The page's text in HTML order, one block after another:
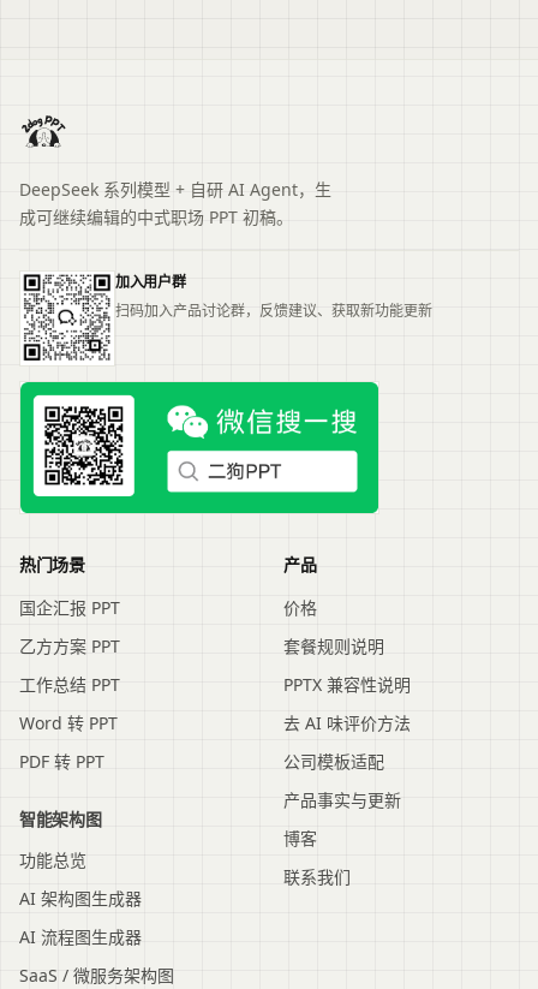
DeepSeek 系列模型 + 自研 AI Agent，生
成可继续编辑的中式职场 PPT 初稿。
加入用户群
扫码加入产品讨论群，反馈建议、获取新功能更新
热门场景
国企汇报 PPT
乙方方案 PPT
工作总结 PPT
Word 转 PPT
PDF 转 PPT
智能架构图
功能总览
AI 架构图生成器
AI 流程图生成器
SaaS / 微服务架构图
产品
价格
套餐规则说明
PPTX 兼容性说明
去 AI 味评价方法
公司模板适配
产品事实与更新
博客
联系我们